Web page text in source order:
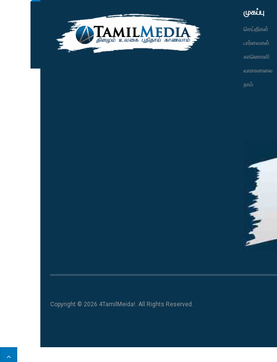
முகப்பு
செய்திகள்
பார்வைகள்
காணொளி
வாசகசாலை
நாம்
Copyright © 2026 4TamilMeida!. All Rights Reserved.